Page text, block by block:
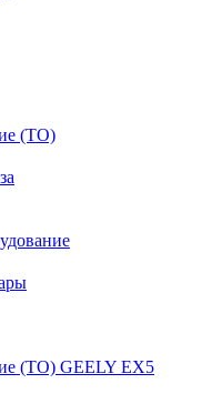
(ТО)
(ТО) GEELY EX5